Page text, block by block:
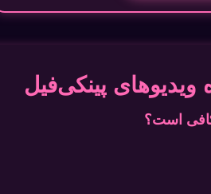
پینکی‌فیل
است؟